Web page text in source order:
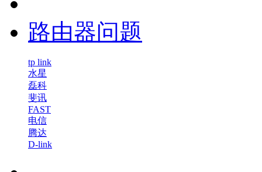
路由器问题
tp link
水星
磊科
斐讯
FAST
电信
腾达
D-link